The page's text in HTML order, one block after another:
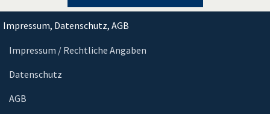
Impressum, Datenschutz, AGB
Impressum / Rechtliche Angaben
Datenschutz
AGB